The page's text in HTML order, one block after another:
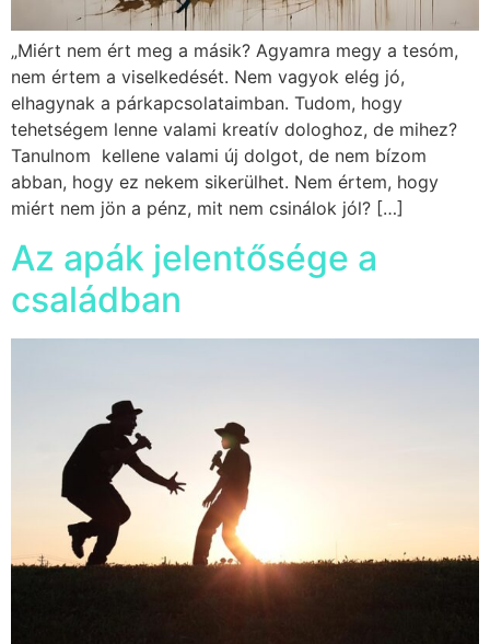
„Miért nem ért meg a másik? Agyamra megy a tesóm,
nem értem a viselkedését. Nem vagyok elég jó,
elhagynak a párkapcsolataimban. Tudom, hogy
tehetségem lenne valami kreatív dologhoz, de mihez?
Tanulnom kellene valami új dolgot, de nem bízom
abban, hogy ez nekem sikerülhet. Nem értem, hogy
miért nem jön a pénz, mit nem csinálok jól? […]
Az apák jelentősége a
családban